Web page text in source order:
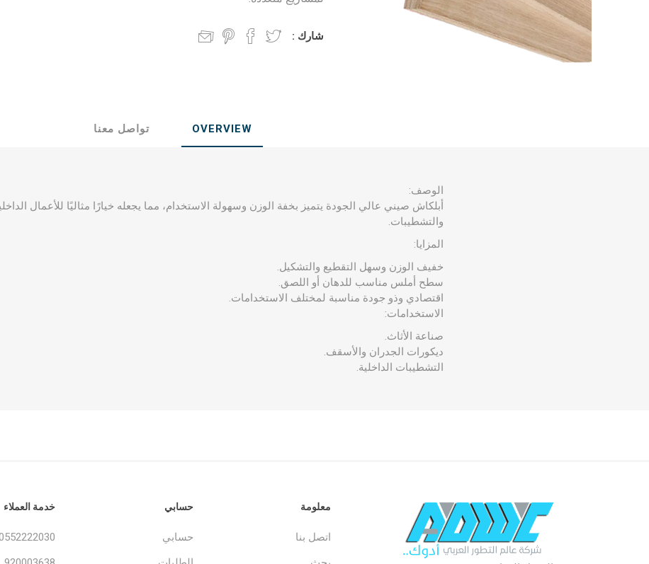
شارك :
OVERVIEW تواصل معنا
الوصف:
أبلكاش صيني عالي الجودة يتميز بخفة الوزن وسهولة الاستخدام، مما يجعله خيارًا مثاليًا للأعمال
والتشطيبات.
المزايا:
خفيف الوزن وسهل التقطيع والتشكيل.
سطح أملس مناسب للدهان أو اللصق.
اقتصادي وذو جودة مناسبة لمختلف الاستخدامات.
الاستخدامات:
صناعة الأثاث.
ديكورات الجدران والأسقف.
التشطيبات الداخلية.
معلومة
اتصل بنا
حسابي
حسابي
خدمة العملاء